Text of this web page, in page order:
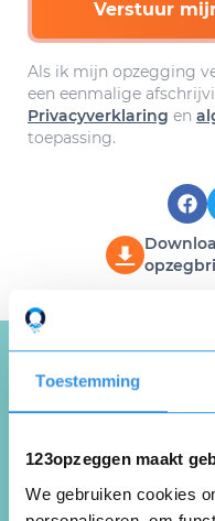
Toestemming
123opzeggen maakt
We gebruiken cookies
Verstuur
Als ik mijn opzegging
een eenmalige
Privacyverklaring en
toepassing.
Schrijf een
Deel je ervaring
123opzeggen